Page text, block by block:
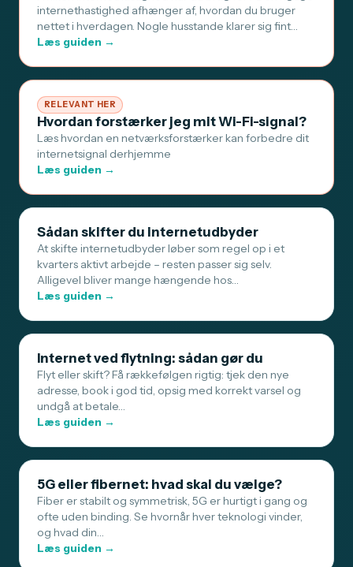
internethastighed afhænger af, hvordan du bruger
nettet i hverdagen. Nogle husstande klarer sig fint…
Læs guiden →
RELEVANT HER
Hvordan forstærker jeg mit Wi-Fi-signal?
Læs hvordan en netværksforstærker kan forbedre dit
internetsignal derhjemme
Læs guiden →
Sådan skifter du internetudbyder
At skifte internetudbyder løber som regel op i et
kvarters aktivt arbejde – resten passer sig selv.
Alligevel bliver mange hængende hos…
Læs guiden →
Internet ved flytning: sådan gør du
Flyt eller skift? Få rækkefølgen rigtig: tjek den nye
adresse, book i god tid, opsig med korrekt varsel og
undgå at betale…
Læs guiden →
5G eller fibernet: hvad skal du vælge?
Fiber er stabilt og symmetrisk, 5G er hurtigt i gang og
ofte uden binding. Se hvornår hver teknologi vinder,
og hvad din…
Læs guiden →